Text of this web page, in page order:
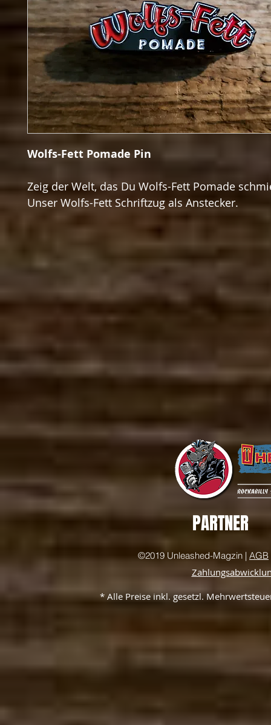
Wolfs-Fett Pomade Pin
Zeig der Welt, das Du Wolfs-Fett Pomade
Unser Wolfs-Fett Schriftzug als Anstecker.
PARTNER
©2019 Unleashed-Magzin | AGB
* Alle Preise inkl. gesetzl.